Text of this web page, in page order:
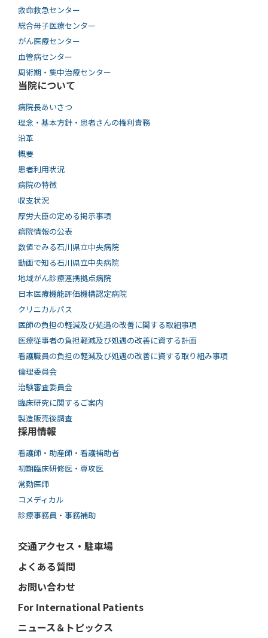
救命救急センター
総合母子医療センター
がん医療センター
血管病センター
周術期・集中治療センター
当院について
病院長あいさつ
理念・基本方針・患者さんの権利責務
沿革
概要
患者利用状況
病院の特徴
収支状況
厚労大臣の定める掲示事項
病院情報の公表
数値でみる石川県立中央病院
動画で知る⽯川県⽴中央病院
地域がん診療連携拠点病院
日本医療機能評価機構認定病院
クリニカルパス
医師の負担の軽減及び処遇の改善に関する取組事項
医療従事者の負担軽減及び処遇の改善に資する計画
看護職員の負担の軽減及び処遇の改善に資する取り組み事項
倫理委員会
治験審査委員会
臨床研究に関するご案内
製造販売後調査
採用情報
看護師・助産師・看護補助者
初期臨床研修医・専攻医
常勤医師
コメディカル
診療事務員・事務補助
交通アクセス・駐車場
よくある質問
お問い合わせ
For International Patients
ニュース＆トピックス